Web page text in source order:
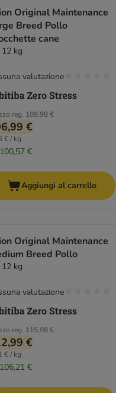
Original Maintenance
Breed Pollo
cane
kg
reg. 109,98 €
€
€ / kg
100,57 €
valutazione
Aggiungi al carrello
Original Maintenance
Breed Pollo
kg
reg. 115,98 €
€
€ / kg
106,21 €
valutazione